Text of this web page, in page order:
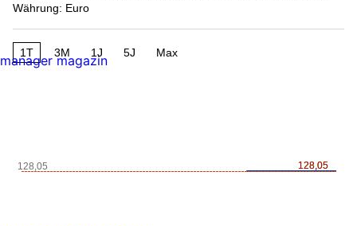
Währung: Euro
1T 3M 1J 5J Max
128,05
128,05
128,05
manager magazin